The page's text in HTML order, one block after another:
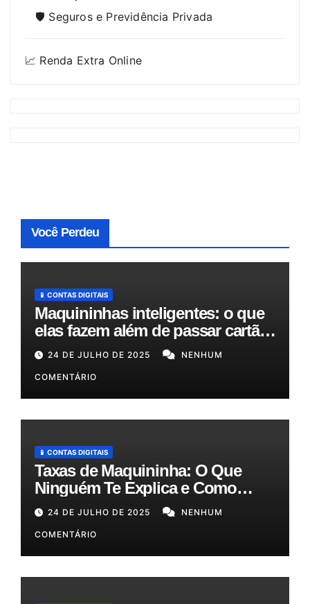
🛡️ Seguros e Previdência Privada
📈 Renda Extra Online
Você Perdeu
📱 CONTAS DIGITAIS
Maquininhas inteligentes: o que
elas fazem além de passar cartão
e como podem otimizar sua
gestão!
24 DE JULHO DE 2025 NENHUM
COMENTÁRIO
📱 CONTAS DIGITAIS
Taxas de Maquininha: O Que
Ninguém Te Explica e Como
Reduzir Seus Custos em Até
50%!
24 DE JULHO DE 2025 NENHUM
COMENTÁRIO